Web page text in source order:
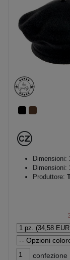
Dimensioni:
Dimensioni:
Produttore:
confezione